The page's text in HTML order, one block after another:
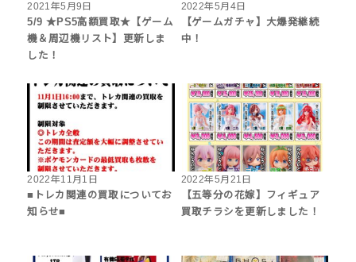
2021年5月9日
5/9 ★PS5高額買取★【ゲーム
機＆周辺機リスト】更新しま
した！
2022年5月4日
【ゲームガチャ】大爆発継続
中！
2022年11月1日
■トレカ関連の買取についてお
知らせ■
2022年5月21日
【五等分の花嫁】フィギュア
買取チラシを更新しました！